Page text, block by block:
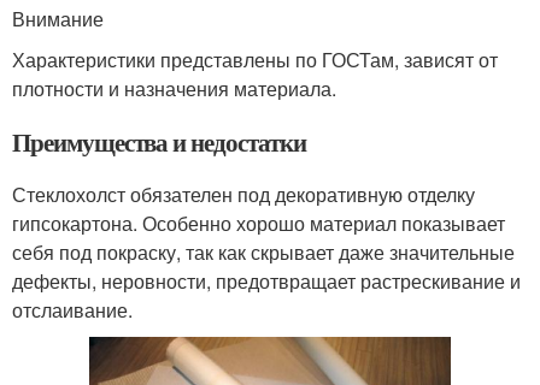
Внимание
Характеристики представлены по ГОСТам, зависят от
плотности и назначения материала.
Преимущества и недостатки
Стеклохолст обязателен под декоративную отделку
гипсокартона. Особенно хорошо материал показывает
себя под покраску, так как скрывает даже значительные
дефекты, неровности, предотвращает растрескивание и
отслаивание.